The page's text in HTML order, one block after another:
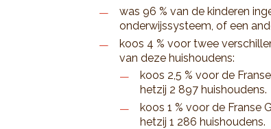
was 96 % van de kinderen
onderwijssysteem, of een
koos 4 % voor twee
van deze huishoudens:
koos 2,5 % voor de
hetzij 2 897 huishoudens.
koos 1 % voor de Franse
hetzij 1 286 huishoudens.